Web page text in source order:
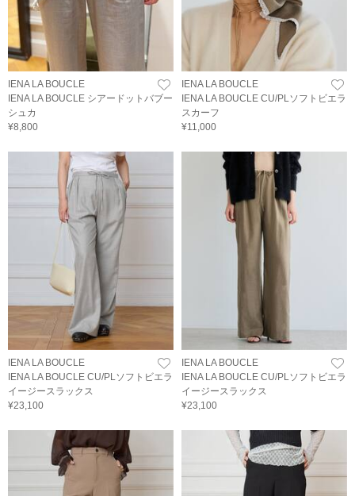
IENA LA BOUCLE
IENA LA BOUCLE シアードットバブー
シュカ
¥8,800
IENA LA BOUCLE
IENA LA BOUCLE CU/PLソフトビエラ
スカーフ
¥11,000
IENA LA BOUCLE
IENA LA BOUCLE CU/PLソフトビエラ
イージースラックス
¥23,100
IENA LA BOUCLE
IENA LA BOUCLE CU/PLソフトビエラ
イージースラックス
¥23,100